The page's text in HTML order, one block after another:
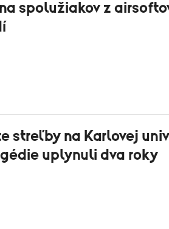
spolužiakov z
streľby na Karlovej
uplynuli dva roky